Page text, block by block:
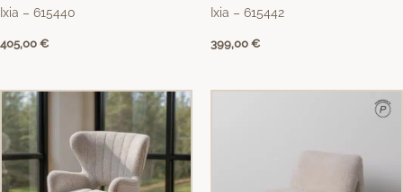
Ixia – 615440
405,00 €
Ixia – 615442
399,00 €